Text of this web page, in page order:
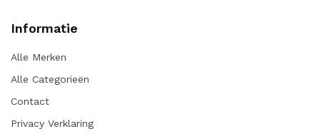
Informatie
Alle Merken
Alle Categorieën
Contact
Privacy Verklaring